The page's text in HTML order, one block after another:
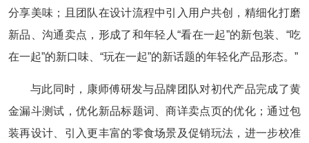
分享美味；且团队在设计流程中引入用户共创，精细化打磨
新品、沟通卖点，形成了和年轻人“看在一起”的新包装、“吃
在一起”的新口味、“玩在一起”的新话题的年轻化产品形态。”
与此同时，康师傅研发与品牌团队对初代产品完成了黄
金漏斗测试，优化新品标题词、商详卖点页的优化；通过包
装再设计、引入更丰富的零食场景及促销玩法，进一步校准